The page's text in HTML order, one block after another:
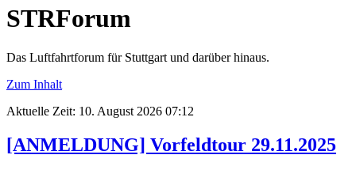
STRForum
Das Luftfahrtforum für Stuttgart und darüber hinaus.
Zum Inhalt
Aktuelle Zeit: 10. August 2026 07:12
[ANMELDUNG] Vorfeldtour 29.11.2025